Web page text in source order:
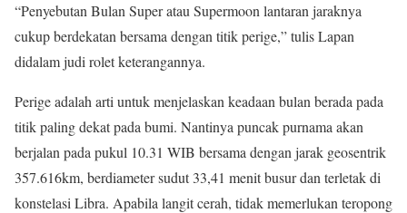
“Penyebutan Bulan Super atau Supermoon lantaran jaraknya
cukup berdekatan bersama dengan titik perige,” tulis Lapan
didalam judi rolet keterangannya.
Perige adalah arti untuk menjelaskan keadaan bulan berada pada
titik paling dekat pada bumi. Nantinya puncak purnama akan
berjalan pada pukul 10.31 WIB bersama dengan jarak geosentrik
357.616km, berdiameter sudut 33,41 menit busur dan terletak di
konstelasi Libra. Apabila langit cerah, tidak memerlukan teropong